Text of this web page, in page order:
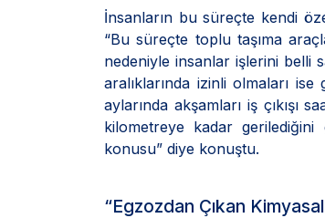
İnsanların bu süreçte kendi
“Bu süreçte toplu taşıma
nedeniyle insanlar işlerini belli
aralıklarında izinli olmaları
aylarında akşamları iş çıkışı
kilometreye kadar
konusu” diye konuştu.
“Egzozdan Çıkan